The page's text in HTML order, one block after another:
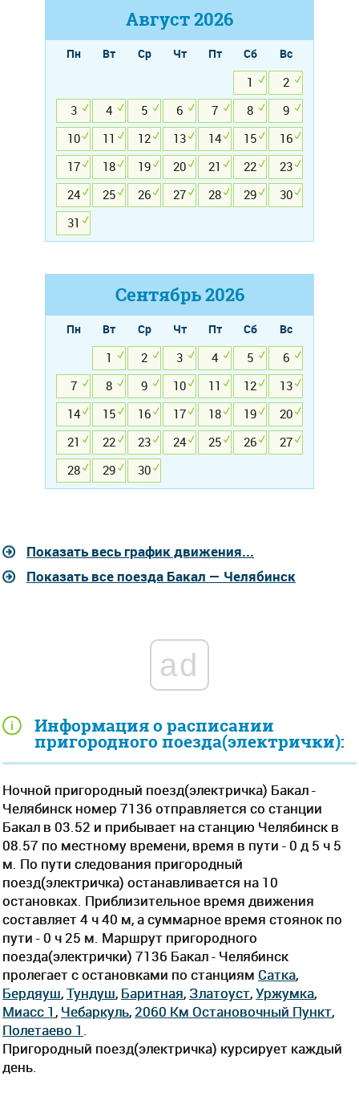
Информация о расписании
пригородного поезда(электрички):
Ночной пригородный поезд(электричка) Бакал -
Челябинск номер 7136 отправляется со станции
Бакал в 03.52 и прибывает на станцию Челябинск в
08.57 по местному времени, время в пути - 0 д 5 ч 5
м. По пути следования пригородный
поезд(электричка) останавливается на 10
остановках. Приблизительное время движения
составляет 4 ч 40 м, а суммарное время стоянок по
пути - 0 ч 25 м. Маршрут пригородного
поезда(электрички) 7136 Бакал - Челябинск
пролегает c остановками по станциям Сатка,
Бердяуш,Тундуш, Баритная, Златоуст,Уржумка,
Миасс 1 , Чебаркуль,2060 Км Остановочный Пункт,
Полетаево 1
Пригородный поезд(электричка) курсирует каждый
день.
Август2026
Пн Вт Ср Чт Пт Сб
Вс
1
2
3
4 5 6 7 8
9
10
11 12 13 14 15
16
17
18 19 20 21 22
23
24
25 26 27 28 29
30
31
Сентябрь2026
Пн Вт Ср Чт Пт Сб
Вс
1
2 3 4 5
6
7
8 9 10 11 12
13
14
15 16 17 18 19
20
21
22 23 24 25 26
27
28
29 30
Показать весь график движения...
Показать все поезда Бакал — Челябинск
ad